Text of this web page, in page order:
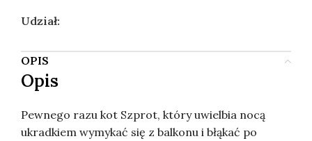
Udział:
OPIS
Opis
Pewnego razu kot Szprot, który uwielbia nocą
ukradkiem wymykać się z balkonu i błąkać po